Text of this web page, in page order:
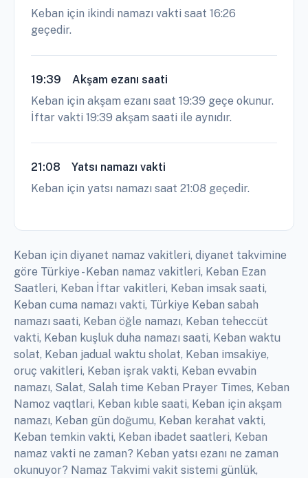
Keban için ikindi namazı vakti saat 16:26
geçedir.
19:39
Akşam ezanı saati
Keban için akşam ezanı saat 19:39 geçe okunur.
İftar vakti 19:39 akşam saati ile aynıdır.
21:08
Yatsı namazı vakti
Keban için yatsı namazı saat 21:08 geçedir.
Keban için diyanet namaz vakitleri, diyanet takvimine
göre Türkiye - Keban namaz vakitleri, Keban Ezan
Saatleri, Keban İftar vakitleri, Keban imsak saati,
Keban cuma namazı vakti, Türkiye Keban sabah
namazı saati, Keban öğle namazı, Keban teheccüt
vakti, Keban kuşluk duha namazı saati, Keban waktu
solat, Keban jadual waktu sholat, Keban imsakiye,
oruç vakitleri, Keban işrak vakti, Keban evvabin
namazı, Salat, Salah time Keban Prayer Times, Keban
Namoz vaqtlari, Keban kıble saati, Keban için akşam
namazı, Keban gün doğumu, Keban kerahat vakti,
Keban temkin vakti, Keban ibadet saatleri, Keban
namaz vakti ne zaman? Keban yatsı ezanı ne zaman
okunuyor? Namaz Takvimi vakit sistemi günlük,